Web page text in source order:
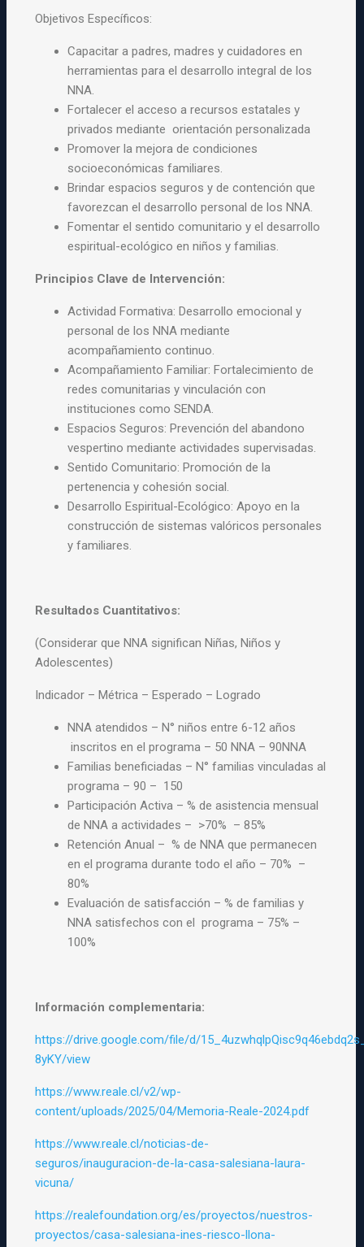
Objetivos Específicos:
Capacitar a padres, madres y cuidadores en
herramientas para eldesarrollo integral de los
NNA.
Fortalecer el acceso a recursos estatales y
privados medianteorientación personalizada
Promover la mejora de condiciones
socioeconómicas familiares.
Brindar espacios seguros y de contención que
favorezcan eldesarrollo personal de los NNA.
Fomentar el sentido comunitario y el desarrollo
espiritual-ecológico en niños y familias.
Principios Clave de Intervención:
Actividad Formativa: Desarrollo emocional y
personal de los NNAmediante
acompañamiento continuo.
Acompañamiento Familiar: Fortalecimiento de
redes comunitarias yvinculación con
instituciones como SENDA.
Espacios Seguros: Prevención del abandono
vespertino medianteactividades supervisadas.
Sentido Comunitario: Promoción de la
pertenencia y cohesión social.
Desarrollo Espiritual-Ecológico: Apoyo en la
construcción de sistemas valóricos personales
y familiares.
Resultados Cuantitativos:
(Considerar que NNA significanNiñas, Niños y
Adolescentes)
Indicador – Métrica –Esperado – Logrado
NNA atendidos – N° niños entre 6-12 años
inscritos en el programa – 50 NNA – 90NNA
Familias beneficiadas – N° familias vinculadas al
programa – 90 – 150
Participación Activa – % de asistencia mensual
de NNA a actividades – >70% – 85%
Retención Anual – % de NNA que permanecen
en el programa durante todo el año – 70% –
80%
Evaluación de satisfacción – % de familias y
NNA satisfechos con el programa – 75% –
100%
Información complementaria:
https://drive.google.com/file/d/
8yKY/view
https://www.reale.cl/v2/wp-
content/uploads/2025/04/Memoria-Reale-2024.pdf
https://www.reale.cl/noticias-de-
seguros/inauguracion-de-la-casa-salesiana-laura-
vicuna/
https://realefoundation.org/es/proyectos/nuestros-
proyectos/casa-salesiana-ines-riesco-llona-